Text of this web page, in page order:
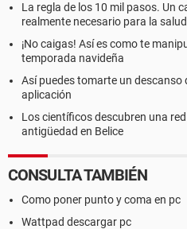
La regla de los 10 mil pasos. Un
realmente necesario para la salud
¡No caigas! Así es como te
temporada navideña
Así puedes tomarte un descanso
aplicación
Los científicos descubren una
antigüedad en Belice
CONSULTA TAMBIÉN
Como poner punto y coma en pc
Wattpad descargar pc